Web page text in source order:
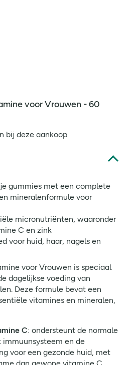
voor Vrouwen - 60
bij deze aankoop
gummies met een complete
mineralenformule voor
micronutriënten, waaronder
C en zink
voor huid, haar, nagels en
voor Vrouwen is speciaal
dagelijkse voeding van
Deze formule bevat een
vitamines en mineralen,
C: ondersteunt de normale
en de
voor een gezonde huid, met